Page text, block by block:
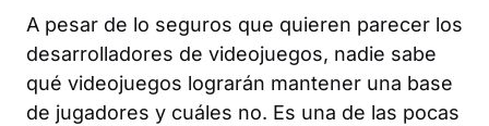
A pesar de lo seguros que quieren parecer los
desarrolladores de videojuegos, nadie sabe
qué videojuegos lograrán mantener una base
de jugadores y cuáles no. Es una de las pocas